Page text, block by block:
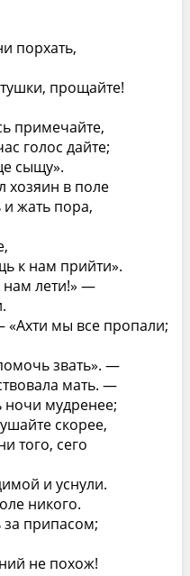
порхать,
прощайте!
примечайте,
голос дайте;
сыщу».
хозяин в поле
жать пора,
к нам прийти».
нам лети!» —
«Ахти мы все пропали;
звать». —
мать. —
ночи мудренее;
скорее,
того, сего
и уснули.
никого.
за припасом;
не похож!